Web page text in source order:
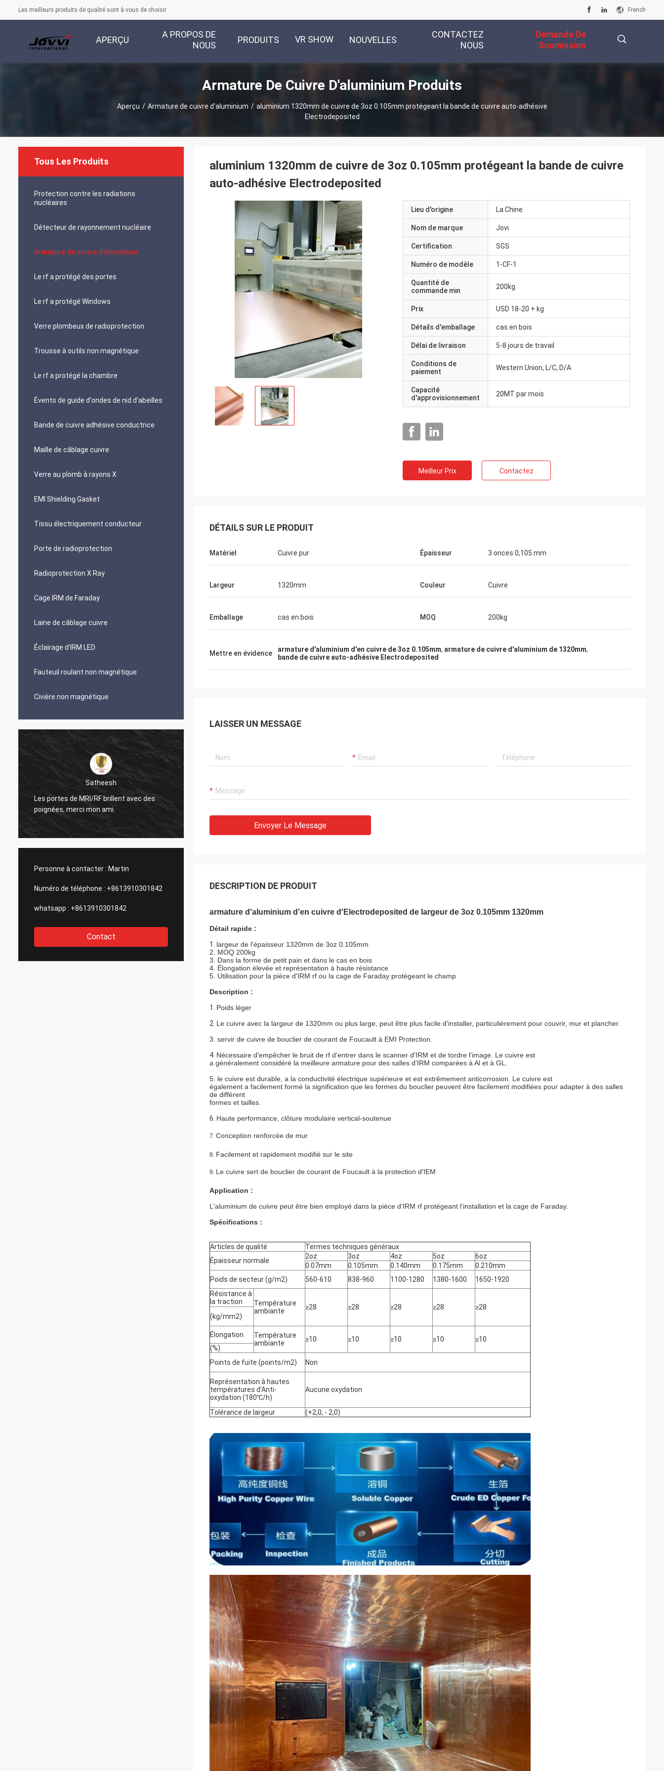
Les meilleurs produits de qualité sont à vous de choisir French
APERÇU
A PROPOS DE
NOUS
PRODUITS VR SHOW NOUVELLES
CONTACTEZ
NOUS
Demande De
Soumission
Armature De Cuivre D'aluminium Produits
Aperçu / Armature de cuivre d'aluminium / aluminium 1320mm de cuivre de 3oz 0.105mm protégeant la bande de cuivre auto-adhésive
Electrodeposited
Tous Les Produits
Protection contre les radiations
nucléaires
Détecteur de rayonnement nucléaire
Armature de cuivre d'aluminium
Le rf a protégé des portes
Le rf a protégé Windows
Verre plombeux de radioprotection
Trousse à outils non magnétique
Le rf a protégé la chambre
Évents de guide d'ondes de nid d'abeilles
Bande de cuivre adhésive conductrice
Maille de câblage cuivre
Verre au plomb à rayons X
EMI Shielding Gasket
Tissu électriquement conducteur
Porte de radioprotection
Radioprotection X Ray
Cage IRM de Faraday
Laine de câblage cuivre
Éclairage d'IRM LED
Fauteuil roulant non magnétique
Civière non magnétique
Satheesh
Les portes de MRI/RF brillent avec des
poignées, merci mon ami.
Le conduit en laiton de nid d'abeilles
Personne à contacter : Martin
Numéro de téléphone : +8613910301842
whatsapp : +8613910301842
Contact
aluminium 1320mm de cuivre de 3oz 0.105mm protégeant la bande de cuivre
auto-adhésive Electrodeposited
Lieu d'origine La Chine
Nom de marque Jovi
Certification SGS
Numéro de modèle 1-CF-1
Quantité de
commande min
200kg
Prix USD 18-20 + kg
Détails d'emballage cas en bois
Délai de livraison 5-8 jours de travail
Conditions de
paiement
Western Union, L/C, D/A
Capacité
d'approvisionnement
20MT par mois
Meilleur Prix Contactez
DÉTAILS SUR LE PRODUIT
Matériel Cuivre pur Épaisseur 3 onces 0,105 mm
Largeur 1320mm Couleur Cuivre
Emballage cas en bois MOQ 200kg
Mettre en évidence armature d'aluminium d'en cuivre de 3oz 0.105mm, armature de cuivre d'aluminium de 1320mm,
bande de cuivre auto-adhésive Electrodeposited
LAISSER UN MESSAGE
Envoyer Le Message
DESCRIPTION DE PRODUIT
armature d'aluminium d'en cuivre d'Electrodeposited de largeur de 3oz 0.105mm 1320mm
Détail rapide :
1. largeur de l'épaisseur 1320mm de 3oz 0.105mm
2. MOQ 200kg
3. Dans la forme de petit pain et dans le cas en bois
4. Élongation élevée et représentation à haute résistance
5. Utilisation pour la pièce d'IRM rf ou la cage de Faraday protégeant le champ
Description :
1. Poids léger
2. Le cuivre avec la largeur de 1320mm ou plus large, peut être plus facile d'installer, particulièrement pour couvrir, mur et plancher.
3. servir de cuivre de bouclier de courant de Foucault à EMI Protection.
4. Nécessaire d'empêcher le bruit de rf d'entrer dans le scanner d'IRM et de tordre l'image. Le cuivre est
a généralement considéré la meilleure armature pour des salles d'IRM comparées à Al et à GL.
5. le cuivre est durable, a la conductivité électrique supérieure et est extrêmement anticorrosion. Le cuivre est
également a facilement formé la signification que les formes du bouclier peuvent être facilement modifiées pour adapter à des salles
de différent
formes et tailles.
6. Haute performance, clôture modulaire vertical-soutenue
7. Conception renforcée de mur
8. Facilement et rapidement modifié sur le site
9. Le cuivre sert de bouclier de courant de Foucault à la protection d'IEM
Application :
L'aluminium de cuivre peut être bien employé dans la pièce d'IRM rf protégeant l'installation et la cage de Faraday.
Spécifications :
Articles de qualité
Termes techniques généraux
Épaisseur normale
2oz 3oz 4oz 5oz
6oz
0.07mm
0.105mm 0.140mm 0.175mm
0.210mm
Poids de secteur (g/m2)
560-610 838-960 1100-1280 1380-1600
1650-1920
Résistance à
la traction
Température
ambiante
≥28 ≥28 ≥28 ≥28
≥28
(kg/mm2)
Élongation
Température
ambiante
≥10 ≥10 ≥10 ≥10
≥10
(%)
Points de fuite (points/m2)
Non
Représentation à hautes
températures d'Anti-
oxydation (180℃/h)
Aucune oxydation
Tolérance de largeur (+2,0, - 2,0)